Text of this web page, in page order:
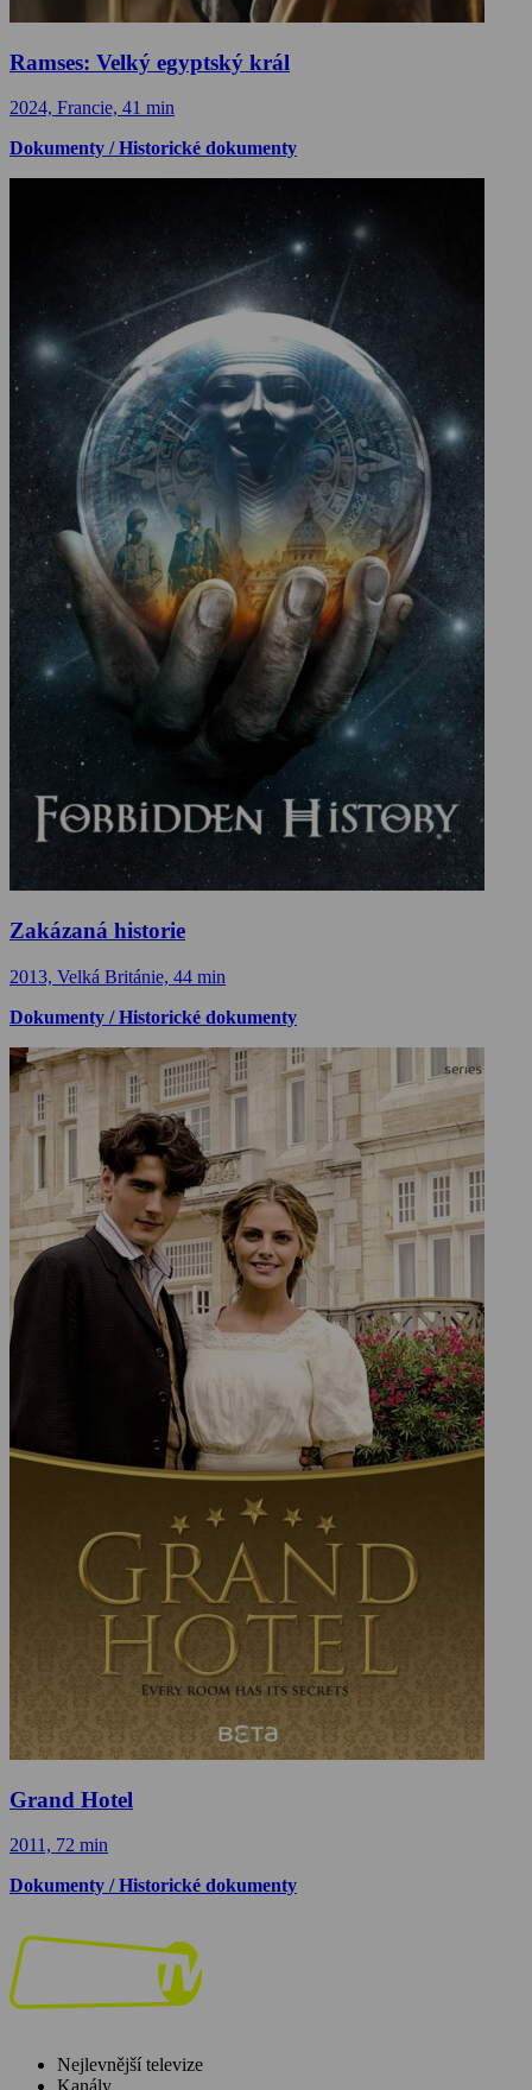
Ramses: Velký egyptský král
2024, Francie, 41 min
Dokumenty / Historické dokumenty
Zakázaná historie
2013, Velká Británie, 44 min
Dokumenty / Historické dokumenty
Grand Hotel
2011, 72 min
Dokumenty / Historické dokumenty
Nejlevnější televize